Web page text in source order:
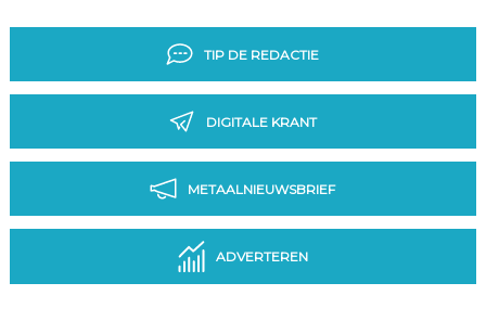
TIP DE REDACTIE
DIGITALE KRANT
METAALNIEUWSBRIEF
ADVERTEREN